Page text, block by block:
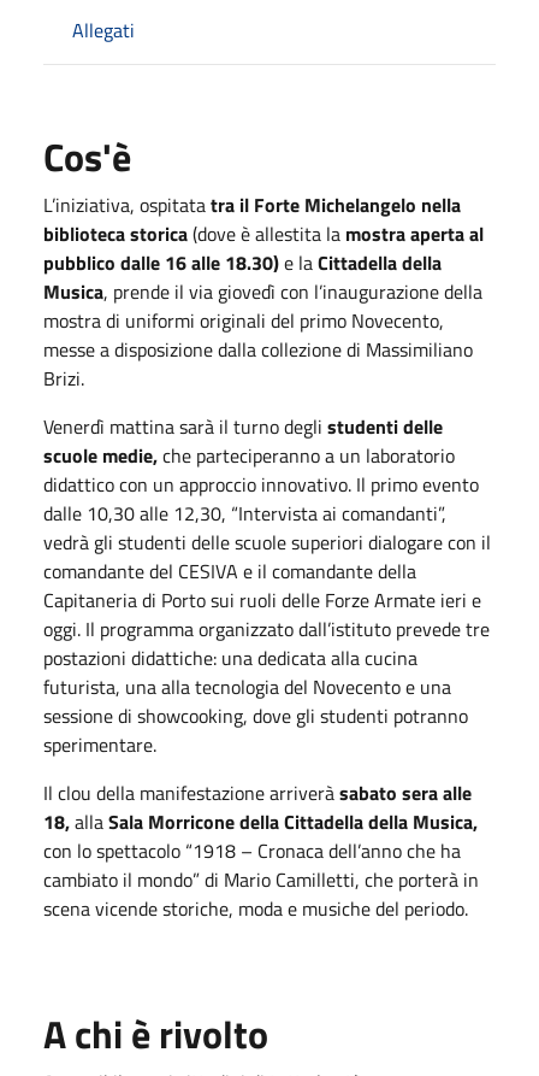
Allegati
Cos'è
L’iniziativa, ospitatatra il Forte Michelangelo nella
biblioteca storica(dove è allestita la mostra aperta al
pubblico dalle 16 alle 18.30)e laCittadella della
Musica, prende il via giovedì con l’inaugurazione della
mostra di uniformi originali del primo Novecento,
messe a disposizione dalla collezione di Massimiliano
Brizi.
Venerdì mattina sarà il turno degli studenti delle
scuole medie,che parteciperanno a un laboratorio
didattico con un approccio innovativo. Il primo evento
dalle 10,30 alle 12,30, “Intervista ai comandanti”,
vedrà gli studenti delle scuole superiori dialogare con il
comandante del CESIVA e il comandante della
Capitaneria di Porto sui ruoli delle Forze Armate ieri e
oggi. Il programma organizzato dall’istituto prevede tre
postazioni didattiche: una dedicata alla cucina
futurista, una alla tecnologia del Novecento e una
sessione di showcooking, dove gli studenti potranno
sperimentare.
Il clou della manifestazione arriveràsabato sera alle
18,allaSala Morricone della Cittadella della Musica,
con lo spettacolo “1918 – Cronaca dell’anno che ha
cambiato il mondo” di Mario Camilletti, che porterà in
scena vicende storiche, moda e musiche del periodo.
A chi è rivolto